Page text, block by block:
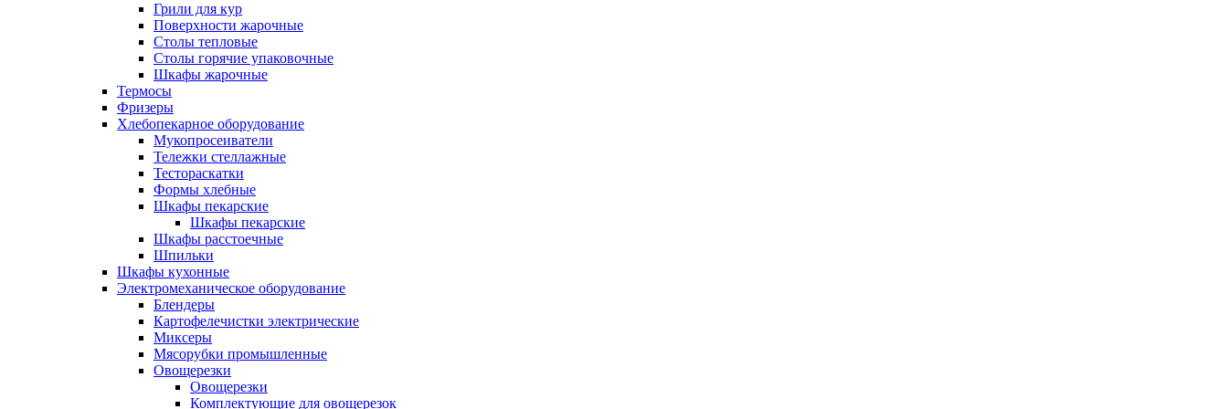
Грили для кур
Поверхности жарочные
Столы тепловые
Столы горячие упаковочные
Шкафы жарочные
Термосы
Фризеры
Хлебопекарное оборудование
Мукопросеиватели
Тележки стеллажные
Тестораскатки
Формы хлебные
Шкафы пекарские
Шкафы пекарские
Шкафы расстоечные
Шпильки
Шкафы кухонные
Электромеханическое оборудование
Блендеры
Картофелечистки электрические
Миксеры
Мясорубки промышленные
Овощерезки
Овощерезки
Комплектующие для овощерезок